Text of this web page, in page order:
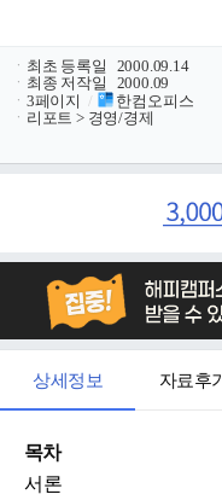
ㆍ 최초 등록일
2000.09.14
ㆍ 최종 저작일
2000.09
ㆍ 3페이지 /
한컴오피스
ㆍ 리포트 > 경영/경제
상세정보 자료후기
목차
서론